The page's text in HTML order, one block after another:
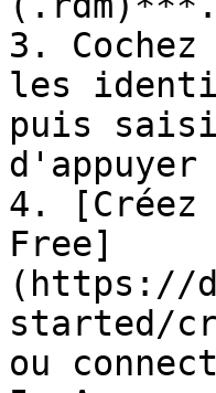
3.
les
puis
4. [Créez
Free]
(https://
started/
ou